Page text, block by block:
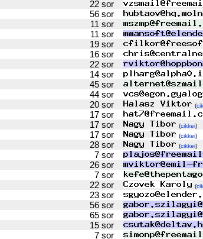
22 sor
56 sor
11 sor
11 sor
19 sor
16 sor
22 sor
14 sor
45 sor
44 sor
20 sor (
17 sor
17 sor (cikkei)
17 sor (cikkei)
28 sor (cikkei)
7 sor
26 sor
7 sor
22 sor (
23 sor
56 sor
65 sor
15 sor
7 sor